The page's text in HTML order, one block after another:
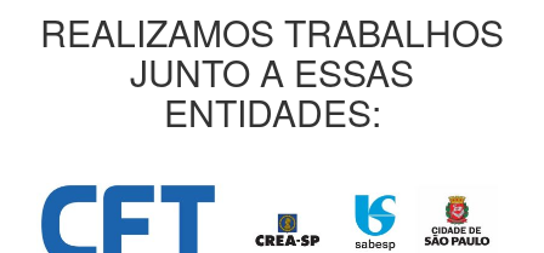
REALIZAMOS TRABALHOS
JUNTO A ESSAS
ENTIDADES: